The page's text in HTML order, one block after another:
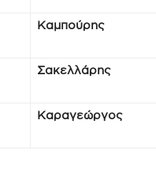
Καμπούρης
Σακελλάρης
Καραγεώργος